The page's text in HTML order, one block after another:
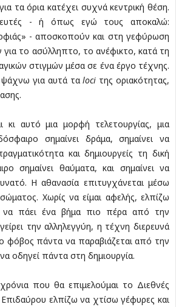
τα όρια κατέχει συχνά κεντρική θέση.
- ή όπως εγώ τους αποκαλώ:
- αποσκοπούν και στη γεφύρωση
το ασύλληπτο, το ανέφικτο, κατά τη
στιγμών μέσα σε ένα έργο τέχνης.
ψάχνω για αυτά ταloci της οριακότητας,
κι αυτό μια μορφή τελετουργίας, μια
σημαίνει δράμα, σημαίνει να
και δημιουργείς τη δική
σημαίνει θαύματα, και σημαίνει να
Η αθανασία επιτυγχάνεται μέσω
Χωρίς να είμαι αφελής, ελπίζω
να πάει ένα βήμα πιο πέρα από την
την αλληλεγγύη, η τέχνη διερευνά
φόβος πάντα να παραβιάζεται από την
οδηγεί πάντα στη δημιουργία.
που θα επιμελούμαι το Διεθνές
ελπίζω να χτίσω γέφυρες και